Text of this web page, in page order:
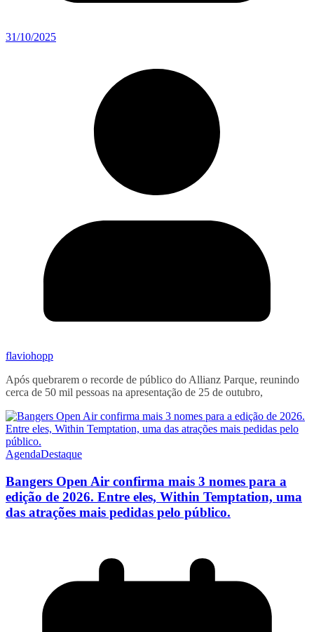
31/10/2025
flaviohopp
Após quebrarem o recorde de público do Allianz Parque, reunindo
cerca de 50 mil pessoas na apresentação de 25 de outubro,
AgendaDestaque
Bangers Open Air confirma mais 3 nomes para a
edição de 2026. Entre eles, Within Temptation, uma
das atrações mais pedidas pelo público.